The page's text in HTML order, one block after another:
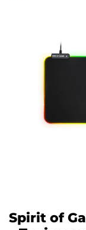
Spirit of